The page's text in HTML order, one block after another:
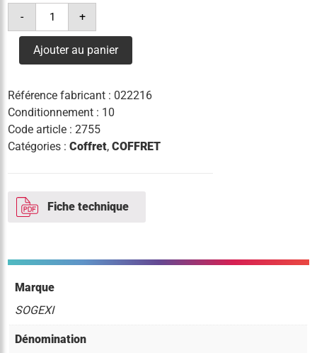
-
quantité
coffret
1fn
2a
+
Ajouter au panier
Référence fabricant : 022216
Conditionnement : 10
Code article :2755
Catégories :Coffret,COFFRET
Fiche technique
Marque
SOGEXI
Dénomination